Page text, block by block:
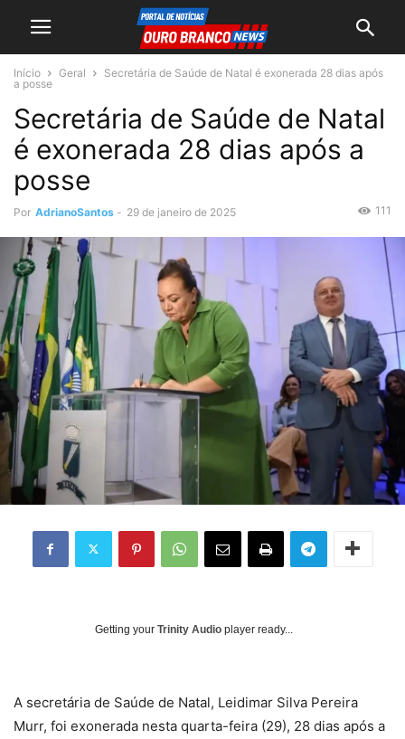
Início Geral
Secretária de Saúde de Natal é exonerada 28 dias após
a posse
Secretária de Saúde de Natal
é exonerada 28 dias após a
posse
Por AdrianoSantos - 29 de janeiro de 2025 111
Getting your Trinity Audio player ready...
A secretária de Saúde de Natal, Leidimar Silva Pereira
Murr, foi exonerada nesta quarta-feira (29), 28 dias após a